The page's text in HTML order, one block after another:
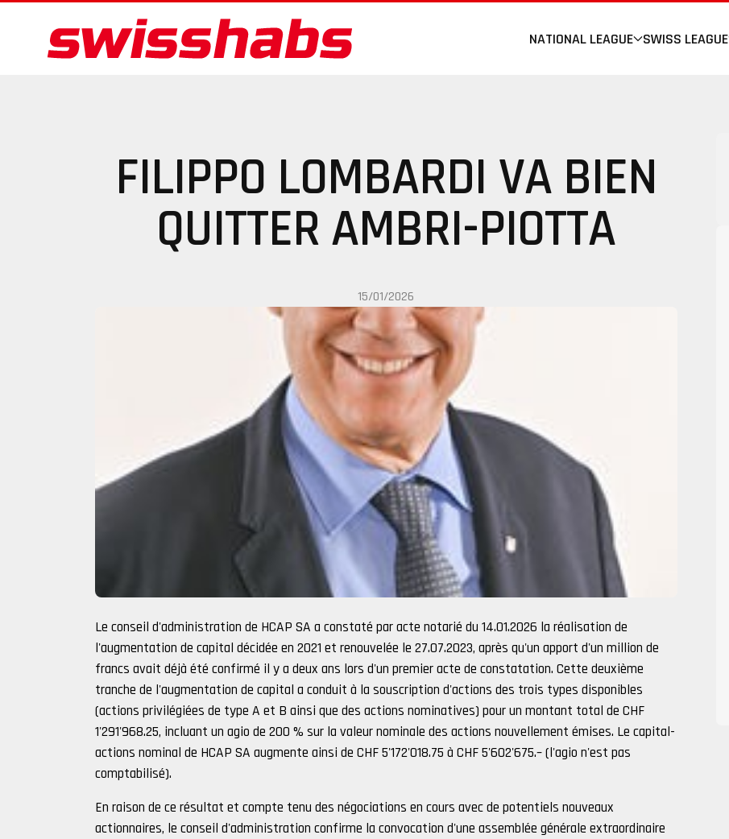
NATIONAL LEAGUE SWISS LEAGUE
FILIPPO LOMBARDI VA BIEN
QUITTER AMBRI-PIOTTA
15/01/2026
Le conseil d'administration de HCAP SA a constaté par acte notarié du 14.01.2026 la réalisation de
l'augmentation de capital décidée en 2021 et renouvelée le 27.07.2023, après qu'un apport d'un million de
francs avait déjà été confirmé il y a deux ans lors d'un premier acte de constatation. Cette deuxième
tranche de l'augmentation de capital a conduit à la souscription d'actions des trois types disponibles
(actions privilégiées de type A et B ainsi que des actions nominatives) pour un montant total de CHF
1'291'968.25, incluant un agio de 200 % sur la valeur nominale des actions nouvellement émises. Le capital-
actions nominal de HCAP SA augmente ainsi de CHF 5'172'018.75 à CHF 5'602'675.– (l'agio n'est pas
comptabilisé).
En raison de ce résultat et compte tenu des négociations en cours avec de potentiels nouveaux
actionnaires, le conseil d'administration confirme la convocation d'une assemblée générale extraordinaire